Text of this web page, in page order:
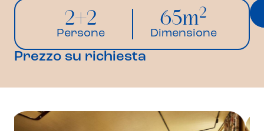
2+2
Persone
65m2
Dimensione
Prezzo su richiesta